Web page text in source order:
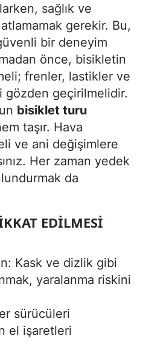
sağlık ve
gerekir. Bu,
bir deneyim
önce, bisikletin
frenler, lastikler ve
gözden geçirilmelidir.
bisiklet turu
taşır. Hava
ve ani değişimlere
Her zaman yedek
da
EDILMESI
Kask ve dizlik gibi
yaralanma riskini
sürücüleri
el işaretleri